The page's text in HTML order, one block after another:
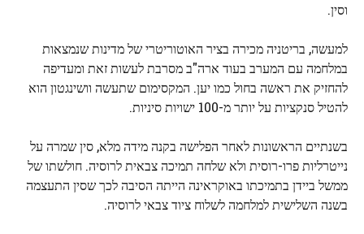
וסין.
למעשה, בריטניה מכירה בציר האוטוריטרי של מדינות שנמצאות
במלחמה עם המערב בעוד ארה"ב מסרבת לעשות זאת ומעדיפה
להחזיק את ראשה בחול כמו יען. המקסימום שתעשה וושינגטון הוא
להטיל סנקציות על יותר מ-100 ישויות סיניות.
בשנתיים הראשונות לאחר הפלישה בקנה מידה מלא, סין שמרה על
נייטרליות פרו-רוסית ולא שלחה תמיכה צבאית לרוסיה. חולשתו של
ממשל ביידן בתמיכתו באוקראינה הייתה הסיבה לכך שסין התעצמה
בשנה השלישית למלחמה לשלוח ציוד צבאי לרוסיה.